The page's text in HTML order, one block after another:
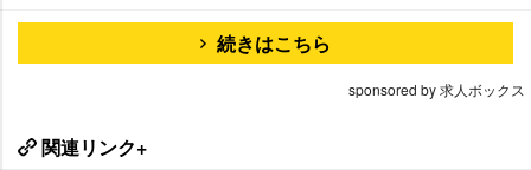
続きはこちら
sponsored by 求人ボックス
関連リンク+